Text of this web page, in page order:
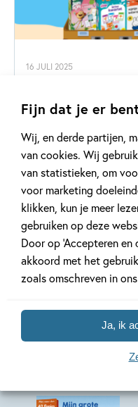
Fijn dat je er
Wij, en derde partijen,
van cookies. Wij
van statistieken, om
voor marketing
klikken, kun je meer
gebruiken op deze
Door op ‘Accepteren
akkoord met het
zoals omschreven in ons
Ja, ik
16 JULI 2025
vakantie!
Lees meer
Bekijk
Meer van deze